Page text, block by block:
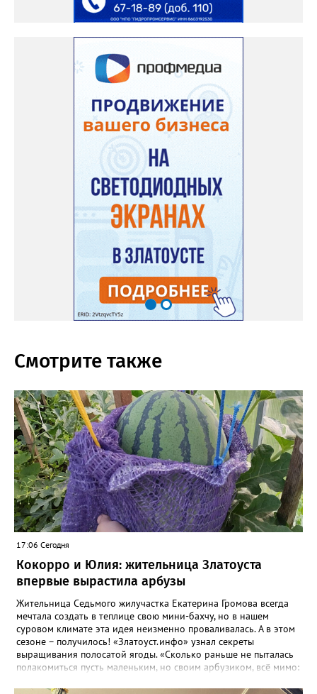
Смотрите также
17:06 Сегодня
Кокорро и Юлия: жительница Златоуста
впервые вырастила арбузы
Жительница Седьмого жилучастка Екатерина Громова всегда
мечтала создать в теплице свою мини-бахчу, но в нашем
суровом климате эта идея неизменно проваливалась. А в этом
сезоне – получилось! «Златоуст.инфо» узнал секреты
выращивания полосатой ягоды. «Сколько раньше не пыталась
полакомиться пусть маленьким, но своим арбузиком, всё мимо: